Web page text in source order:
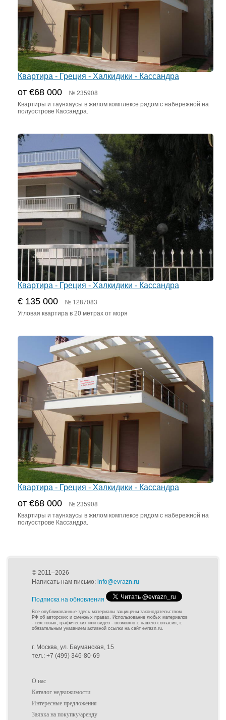
Квартира - Греция - Халкидики - Кассандра
от €68 000 № 235908
Квартиры и таунхаусы в жилом комплексе рядом с набережной на
полуострове Кассандра.
Квартира - Греция - Халкидики - Кассандра
€ 135 000 № 1287083
Угловая квартира в 20 метрах от моря
Квартира - Греция - Халкидики - Кассандра
от €68 000 № 235908
Квартиры и таунхаусы в жилом комплексе рядом с набережной на
полуострове Кассандра.
© 2011–2026
Написать нам письмо: info@evrazn.ru
Подписка на обновления
Все опубликованные здесь материалы защищены законодательством
РФ об авторских и смежных правах. Использование любых материалов
- текстовых, графических или видео - возможно с нашего согласия, с
обязательным указанием активной ссылки на сайт evrazn.ru.
г. Москва, ул. Бауманская, 15
тел.: +7 (499) 346-80-69
О нас
Каталог недвижимости
Интересные предложения
Заявка на покупку/аренду